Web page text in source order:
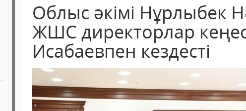
Облыс әкімі Нұрлыбек
ЖШС директорлар
Исабаевпен кездесті